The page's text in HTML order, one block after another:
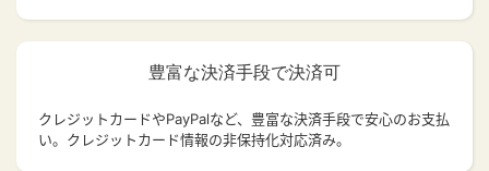
豊富な決済手段で決済可
クレジットカードやPayPalなど、豊富な決済手段で安心のお支払
い。クレジットカード情報の非保持化対応済み。